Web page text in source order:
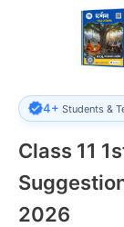
4+ Students &
Class 11
Suggestion
2026